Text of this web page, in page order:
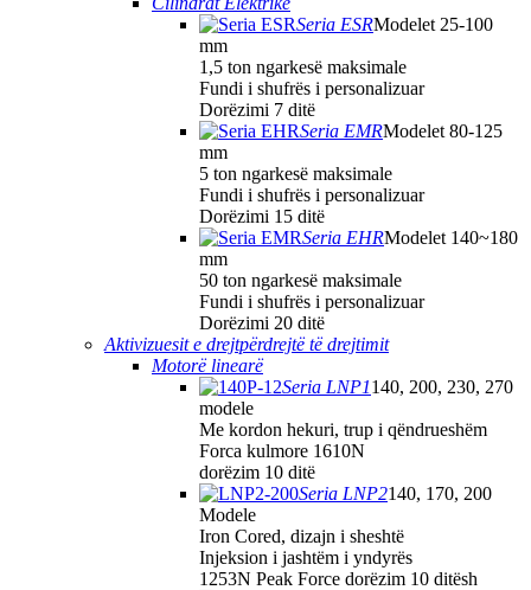
Seria ESRModelet 25-100
mm
1,5 ton ngarkesë maksimale
Fundi i shufrës i personalizuar
Dorëzimi 7 ditë
Seria EMRModelet 80-125
mm
5 ton ngarkesë maksimale
Fundi i shufrës i personalizuar
Dorëzimi 15 ditë
Seria EHRModelet 140~180
mm
50 ton ngarkesë maksimale
Fundi i shufrës i personalizuar
Dorëzimi 20 ditë
Aktivizuesit e drejtpërdrejtë të drejtimit
Motorë linearë
Seria LNP1140, 200, 230, 270
modele
Me kordon hekuri, trup i qëndrueshëm
Forca kulmore 1610N
dorëzim 10 ditë
Seria LNP2140, 170, 200
Modele
Iron Cored, dizajn i sheshtë
Injeksion i jashtëm i yndyrës
1253N Peak Force dorëzim 10 ditësh